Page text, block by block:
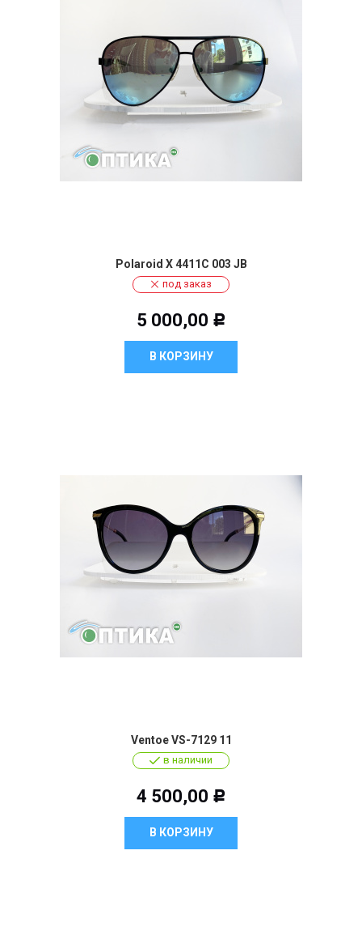
Polaroid X 4411C 003 JB
под заказ
5 000,00 Р
В КОРЗИНУ
Ventoe VS-7129 11
в наличии
4 500,00 Р
В КОРЗИНУ